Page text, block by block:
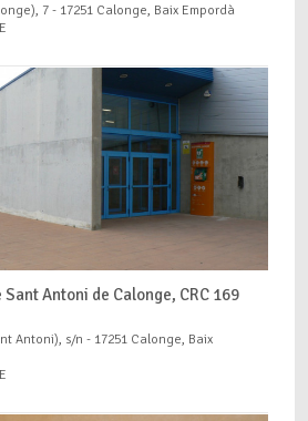
7 - 17251 Calonge, Baix Empordà
Antoni de Calonge, CRC 169
Antoni), s/n - 17251 Calonge, Baix